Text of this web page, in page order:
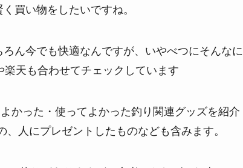
買い物をしたいですね。
ん今でも快適なんですが、いやべつにそんなに
天も合わせてチェックしています
かった・使ってよかった釣り関連グッズを紹介
人にプレゼントしたものなども含みます。